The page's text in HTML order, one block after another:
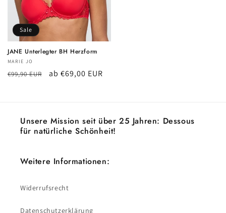
Sale
JANE Unterlegter BH Herzform
Anbieter:
MARIE JO
Normaler
€99,90 EUR Verkaufspreis
ab €69,00 EUR
Unsere Mission seit über 25 Jahren: Dessous
für natürliche Schönheit!
Weitere Informationen:
Widerrufsrecht
Datenschutzerklärung